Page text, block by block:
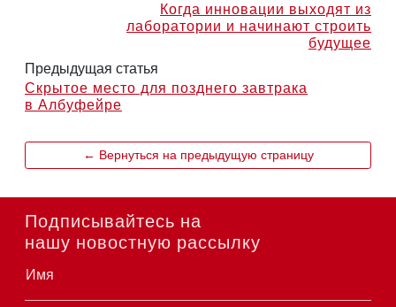
Когда инновации выходят из
лаборатории и начинают строить
будущее
Предыдущая статья
Скрытое место для позднего завтрака
в Албуфейре
← Вернуться на предыдущую страницу
Подписывайтесь на
нашу новостную рассылку
Имя